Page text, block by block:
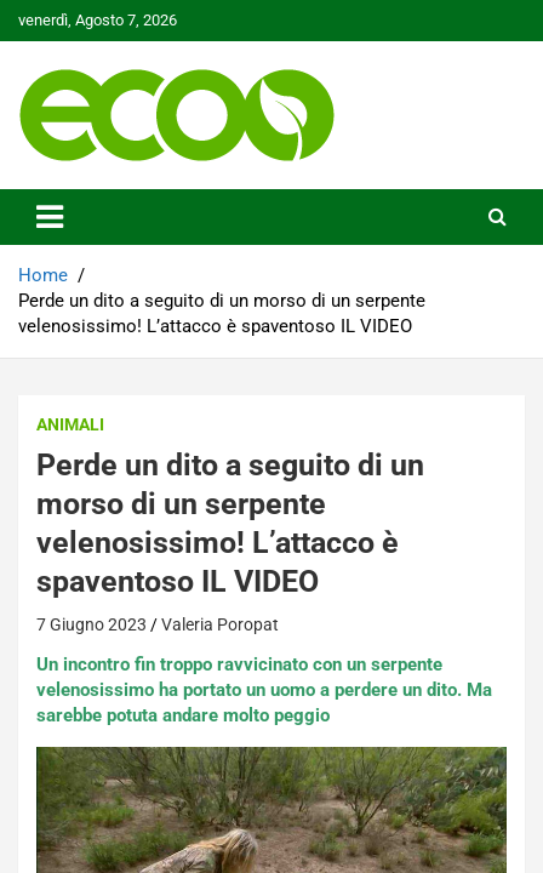
to
venerdì, Agosto 7, 2026
Ecoo.it
Home
Perde un dito a seguito di un morso di un serpente
velenosissimo! L’attacco è spaventoso IL VIDEO
ANIMALI
Perde un dito a seguito di un
morso di un serpente
velenosissimo! L’attacco è
spaventoso IL VIDEO
7 Giugno 2023 Valeria Poropat
Un incontro fin troppo ravvicinato con un serpente
velenosissimo ha portato un uomo a perdere un dito. Ma
sarebbe potuta andare molto peggio